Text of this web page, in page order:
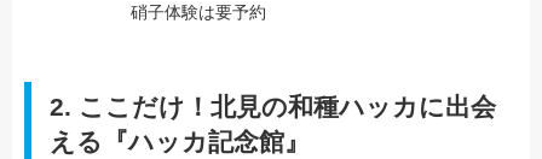
硝子体験は要予約
2. ここだけ！北見の和種ハッカに出会
える『ハッカ記念館』